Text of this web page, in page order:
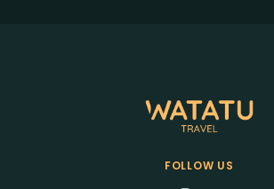
FOLLOW US